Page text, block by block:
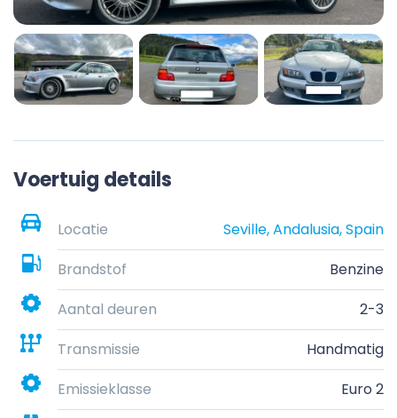
Voertuig details
Locatie
Seville, Andalusia, Spain
Brandstof
Benzine
Aantal deuren
2-3
Transmissie
Handmatig
Emissieklasse
Euro 2